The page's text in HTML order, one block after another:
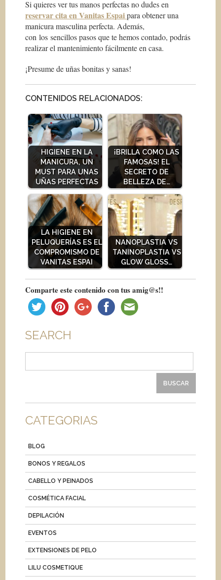
Si quieres ver tus manos perfectas no dudes en
reservar cita en Vanitas Espai para obtener una
manicura masculina perfecta. Además,
con los sencillos pasos que te hemos contado, podrás
realizar el mantenimiento fácilmente en casa.
¡Presume de uñas bonitas y sanas!
CONTENIDOS RELACIONADOS:
HIGIENE EN LA
MANICURA, UN
MUST PARA UNAS
UÑAS PERFECTAS
¡BRILLA COMO LAS
FAMOSAS! EL
SECRETO DE
BELLEZA DE…
LA HIGIENE EN
PELUQUERÍAS ES EL
COMPROMISMO DE
VANITAS ESPAI
NANOPLASTIA VS
TANINOPLASTIA VS
GLOW GLOSS…
Comparte este contenido con tus amig@s!!
SEARCH
CATEGORIAS
BLOG
BONOS Y REGALOS
CABELLO Y PEINADOS
COSMÉTICA FACIAL
DEPILACIÓN
EVENTOS
EXTENSIONES DE PELO
LILU COSMETIQUE